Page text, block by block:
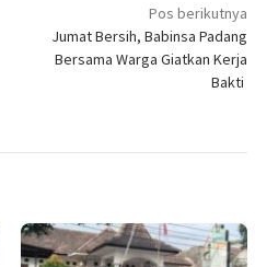
Pos berikutnya
Jumat Bersih, Babinsa Padang
Bersama Warga Giatkan Kerja
Bakti